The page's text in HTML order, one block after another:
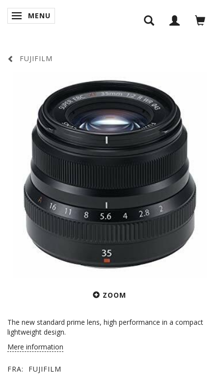
SKIFTE NAVIGATION
MENU
FUJIFILM
ZOOM
The new standard prime lens, high performance in a compact
lightweight design.
Mere information
FRA: FUJIFILM